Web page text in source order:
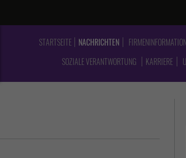
STARTSEITE NACHRICHTEN FIRMENINFORMATION
SOZIALE VERANTWORTUNG
KARRIERE